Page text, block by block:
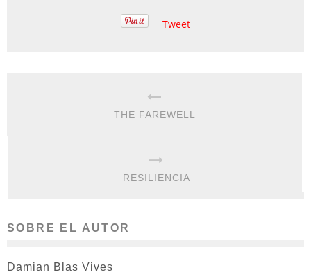
Tweet
THE FAREWELL
RESILIENCIA
SOBRE EL AUTOR
Damian Blas Vives